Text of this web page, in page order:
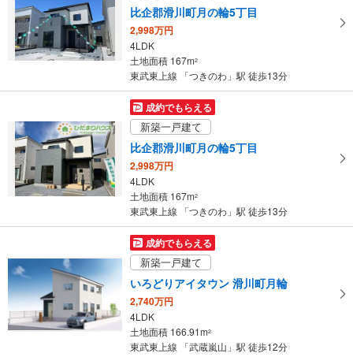
比企郡滑川町月の輪5丁目
2,998万円
4LDK
土地面積 167m2
東武東上線 「つきのわ」駅 徒歩13分
成約でもらえる
新築一戸建て
比企郡滑川町月の輪5丁目
2,998万円
4LDK
土地面積 167m2
東武東上線 「つきのわ」駅 徒歩13分
成約でもらえる
新築一戸建て
いろどりアイタウン 滑川町月輪
2,740万円
4LDK
土地面積 166.91m2
東武東上線 「武蔵嵐山」駅 徒歩12分